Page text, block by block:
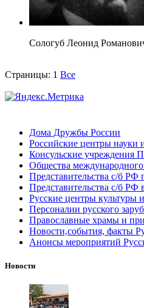
Сологуб Леонид
Страницы: 1 Все
Дома Дружбы России
Российские центры науки
Консульские учреждения
Общества международного
Представительства с/б РФ
Представительства с/б РФ
Русские центры культуры
Персоналии русского
Православные храмы и
Новости,события, факты
Анонсы мероприятий
Новости